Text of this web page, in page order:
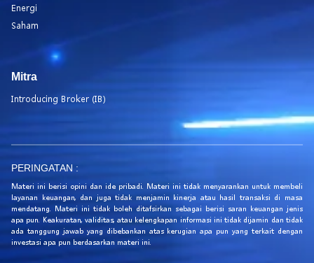
Energi
Saham
Mitra
Introducing Broker (IB)
PERINGATAN :
Materi ini berisi opini dan ide pribadi. Materi ini tidak menyarankan untuk membeli
layanan keuangan, dan juga tidak menjamin kinerja atau hasil transaksi di masa
mendatang. Materi ini tidak boleh ditafsirkan sebagai berisi saran keuangan jenis
apa pun. Keakuratan, validitas, atau kelengkapan informasi ini tidak dijamin dan tidak
ada tanggung jawab yang dibebankan atas kerugian apa pun yang terkait dengan
investasi apa pun berdasarkan materi ini.